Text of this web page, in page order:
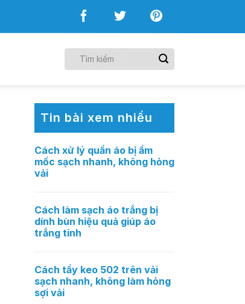
Tin bài xem nhiều
Cách xử lý quần áo bị ẩm
mốc sạch nhanh, không hỏng
vải
Cách làm sạch áo trắng bị
dính bùn hiệu quả giúp áo
trắng tinh
Cách tẩy keo 502 trên vải
sạch nhanh, không làm hỏng
sợi vải